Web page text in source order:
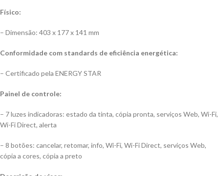
Físico:
– Dimensão: 403 x 177 x 141 mm
Conformidade com standards de eficiência energética:
– Certificado pela ENERGY STAR
Painel de controle:
– 7 luzes indicadoras: estado da tinta, cópia pronta, serviços Web, Wi-Fi,
Wi-Fi Direct, alerta
– 8 botões: cancelar, retomar, info, Wi-Fi, Wi-Fi Direct, serviços Web,
cópia a cores, cópia a preto